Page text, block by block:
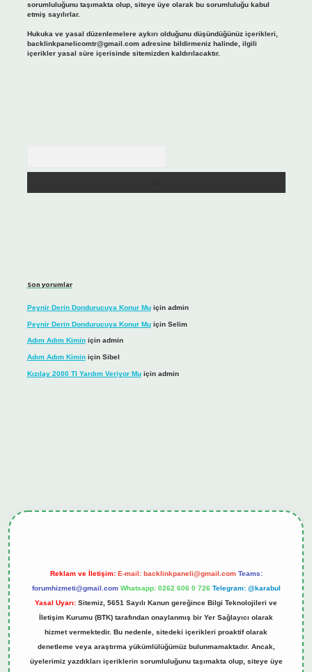
sorumluluğunu taşımakta olup, siteye üye olarak bu sorumluluğu kabul
etmiş sayılırlar.
Hukuka ve yasal düzenlemelere aykırı olduğunu düşündüğünüz içerikleri,
backlinkpanelicomtr@gmail.comadresine bildirmeniz halinde, ilgili
içerikler yasal süre içerisinde sitemizden kaldırılacaktır.
Son yorumlar
Peynir Derin Dondurucuya Konur Muiçin admin
Peynir Derin Dondurucuya Konur Muiçin Selim
Adım Adım Kiminiçin admin
Adım Adım Kiminiçin Sibel
Kızılay 2000 Tl Yardım Veriyor Muiçin admin
Reklam ve İletişim: E-mail: backlinkpaneli@gmail.com Teams:
forumhizmeti@gmail.com Whatsapp: 0262 606 0 726 Telegram: @karabul
Yasal Uyarı: Sitemiz, 5651 Sayılı Kanun gereğince Bilgi Teknolojileri ve
İletişim Kurumu (BTK) tarafından onaylanmış bir Yer Sağlayıcı olarak
hizmet vermektedir. Bu nedenle, sitedeki içerikleri proaktif olarak
denetleme veya araştırma yükümlülüğümüz bulunmamaktadır. Ancak,
üyelerimiz yazdıkları içeriklerin sorumluluğunu taşımakta olup, siteye üye